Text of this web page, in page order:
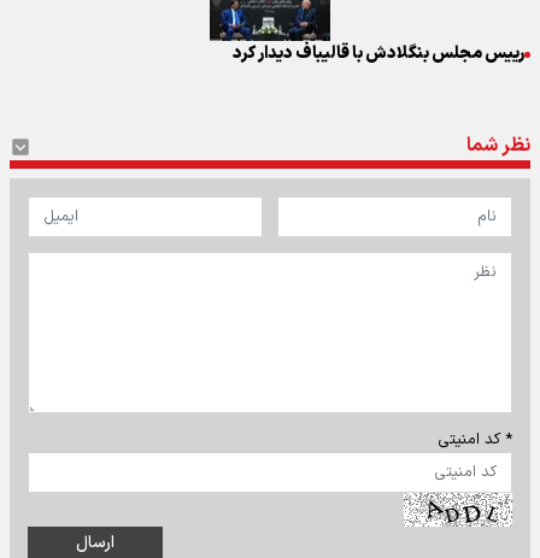
رییس مجلس بنگلادش با قالیباف دیدار کرد
نظر شما
* کد امنیتی